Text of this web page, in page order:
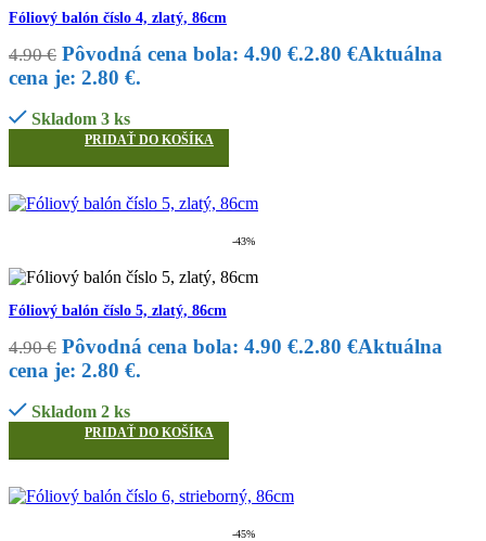
Fóliový balón číslo 4, zlatý, 86cm
4.90€ Pôvodná cena bola: 4.90 €.2.80 €Aktuálna
cena je: 2.80 €.
Skladom 3 ks
PRIDAŤ DO KOŠÍKA
-43%
Fóliový balón číslo 5, zlatý, 86cm
4.90€ Pôvodná cena bola: 4.90 €.2.80 €Aktuálna
cena je: 2.80 €.
Skladom 2 ks
PRIDAŤ DO KOŠÍKA
-45%